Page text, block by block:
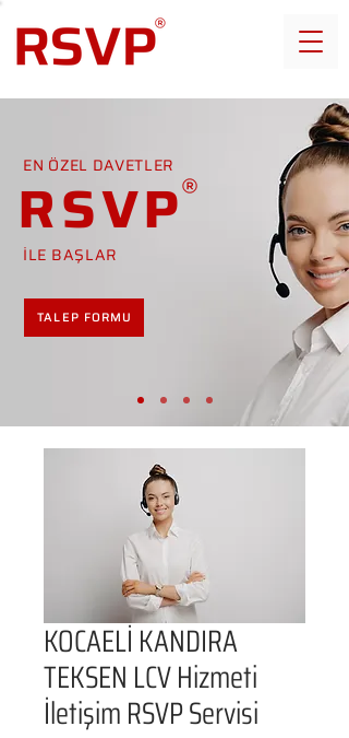
EN ÖZEL DAVETLER
RSVP
İLE BAŞLAR
TALEP FORMU
KOCAELİ KANDIRA
TEKSEN LCV Hizmeti
İletişim RSVP Servisi